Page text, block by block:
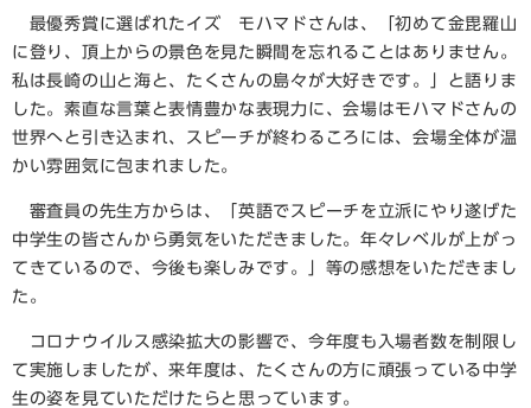
最優秀賞に選ばれたイズ モハマドさんは、「初めて金毘羅山
に登り、頂上からの景色を見た瞬間を忘れることはありません。
私は長崎の山と海と、たくさんの島々が大好きです。」と語りま
した。素直な言葉と表情豊かな表現力に、会場はモハマドさんの
世界へと引き込まれ、スピーチが終わるころには、会場全体が温
かい雰囲気に包まれました。
審査員の先生方からは、「英語でスピーチを立派にやり遂げた
中学生の皆さんから勇気をいただきました。年々レベルが上がっ
てきているので、今後も楽しみです。」等の感想をいただきまし
た。
コロナウイルス感染拡大の影響で、今年度も入場者数を制限し
て実施しましたが、来年度は、たくさんの方に頑張っている中学
生の姿を見ていただけたらと思っています。